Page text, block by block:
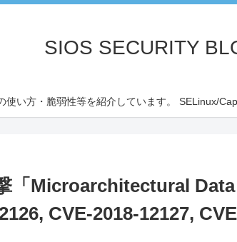
SIOS SECURITY
い方・脆弱性等を紹介しています。 SELinux/
「Microarchitectural Data
CVE-2018-12127,